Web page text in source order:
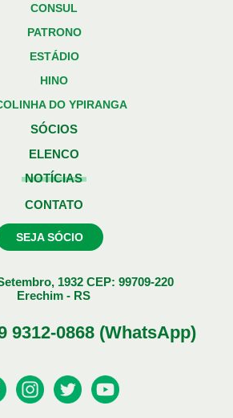
CONSUL
PATRONO
ESTÁDIO
HINO
DO YPIRANGA
SÓCIOS
ELENCO
NOTÍCIAS
CONTATO
SEJA SÓCIO
1932 CEP: 99709-220
Erechim - RS
9312-0868 (WhatsApp)